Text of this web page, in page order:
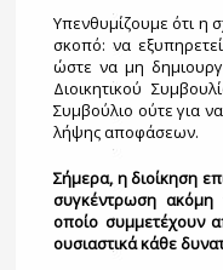
Υπενθυμίζουμε ότι η
σκοπό: να
ώστε να μη
Διοικητικού
Συμβούλιο ούτε για
λήψης αποφάσεων.
Σήμερα, η διοίκηση
συγκέντρωση ακόμη
οποίο συμμετέχουν
ουσιαστικά κάθε